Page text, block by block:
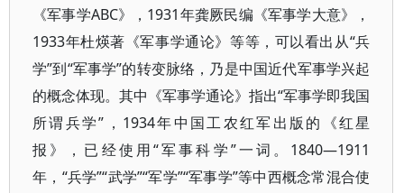
《军事学ABC》，1931年龚厥民编《军事学大意》，
1933年杜煐著《军事学通论》等等，可以看出从“兵
学”到“军事学”的转变脉络，乃是中国近代军事学兴起
的概念体现。其中《军事学通论》指出“军事学即我国
所谓兵学”，1934年中国工农红军出版的《红星
报》，已经使用“军事科学”一词。1840—1911
年，“兵学”“武学”“军学”“军事学”等中西概念常混合使